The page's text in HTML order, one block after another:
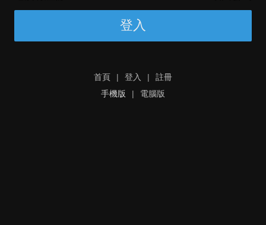
登入
首頁 | 登入 |
註冊
手機版
| 電腦版